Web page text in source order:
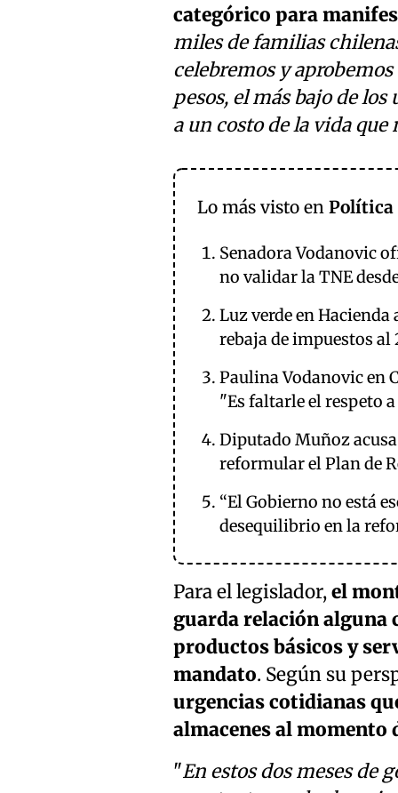
categórico para
miles de familias
celebremos y
pesos, el más bajo de
a un costo de la vida que
Lo más visto en Política
Senadora Vodanovic
no validar la TNE
Luz verde en
rebaja de impuestos al
Paulina Vodanovic en
"Es faltarle el respeto
Diputado Muñoz
reformular el Plan de
“El Gobierno no está
desequilibrio en la
Para el legislador,el
guarda relación alguna
productos básicos y
mandato. Según su
urgencias cotidianas
almacenes al momento
"En estos dos meses de